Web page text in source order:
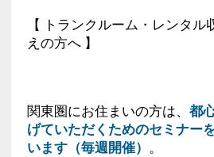
【 トランクルーム・レンタ
えの方へ 】
関東圏にお住まいの方は、 都
げていただくためのセミナー
います（毎週開催） 。